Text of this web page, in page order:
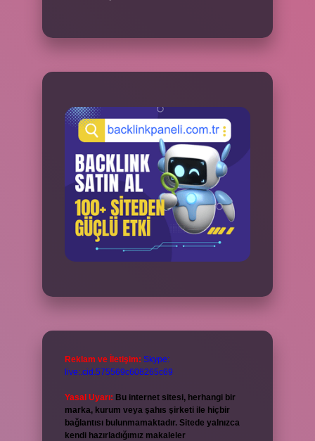
Reklam ve İletişim: Skype:
live:.cid.575569c608265c69
Yasal Uyarı: Bu internet sitesi, herhangi bir
marka, kurum veya şahıs şirketi ile hiçbir
bağlantısı bulunmamaktadır. Sitede yalnızca
kendi hazırladığımız makaleler